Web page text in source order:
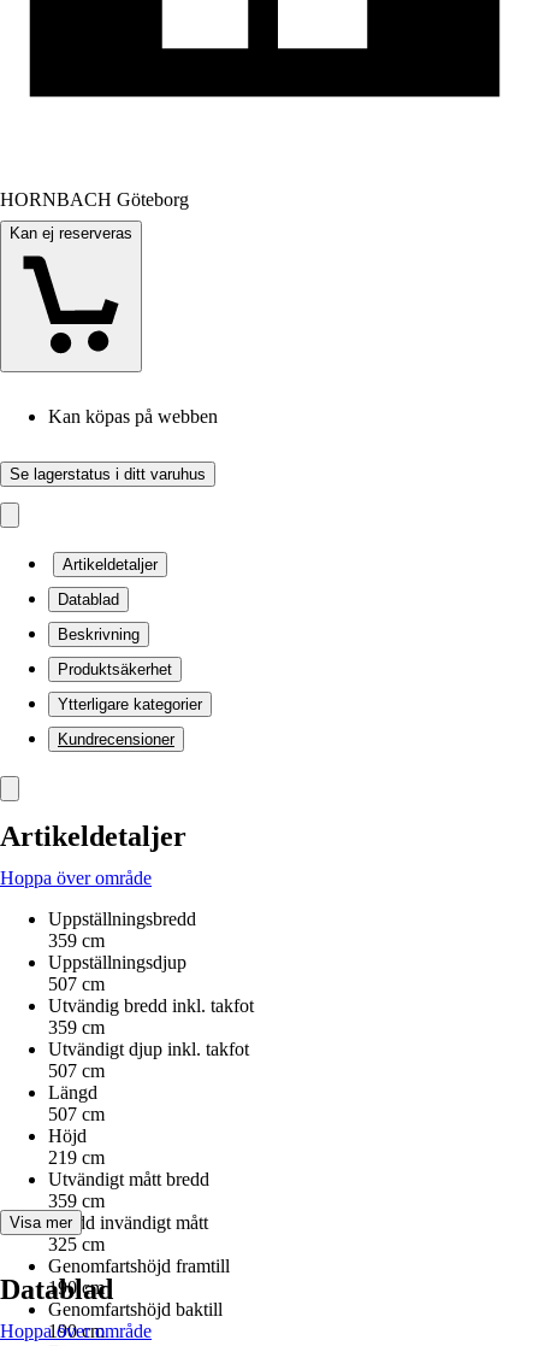
HORNBACH Göteborg
Kan ej reserveras
Kan köpas på webben
Se lagerstatus i ditt varuhus
Artikeldetaljer
Datablad
Beskrivning
Produktsäkerhet
Ytterligare kategorier
Kundrecensioner
Artikeldetaljer
Hoppa över område
Uppställningsbredd
359 cm
Uppställningsdjup
507 cm
Utvändig bredd inkl. takfot
359 cm
Utvändigt djup inkl. takfot
507 cm
Längd
507 cm
Höjd
219 cm
Utvändigt mått bredd
359 cm
Bredd invändigt mått
325 cm
Genomfartshöjd framtill
190 cm
Genomfartshöjd baktill
190 cm
Visa mer
Datablad
Hoppa över område